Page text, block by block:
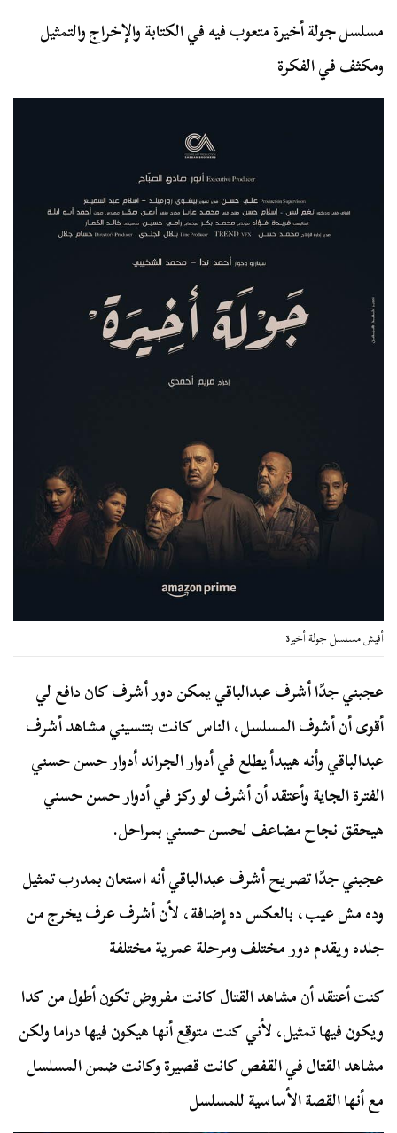
مسلسل جولة أخيرة متعوب فيه في الكتابة والإخراج والتمثيل
ومكثف في الفكرة
أفيش مسلسل جولة أخيرة
عجبني جدًا أشرف عبدالباقي يمكن دور أشرف كان دافع لي
أقوى أن أشوف المسلسل، الناس كانت بتنسيني مشاهد أشرف
عبدالباقي وأنه هيبدأ يطلع في أدوار الجراند أدوار حسن حسني
الفترة الجاية وأعتقد أن أشرف لو ركز في أدوار حسن حسني
هيحقق نجاح مضاعف لحسن حسني بمراحل.
عجبني جدًا تصريح أشرف عبدالباقي أنه استعان بمدرب تمثيل
وده مش عيب، بالعكس ده إضافة، لأن أشرف عرف يخرج من
جلده ويقدم دور مختلف ومرحلة عمرية مختلفة
كنت أعتقد أن مشاهد القتال كانت مفروض تكون أطول من كدا
ويكون فيها تمثيل، لأني كنت متوقع أنها هيكون فيها دراما ولكن
مشاهد القتال في القفص كانت قصيرة وكانت ضمن المسلسل
مع أنها القصة الأساسية للمسلسل